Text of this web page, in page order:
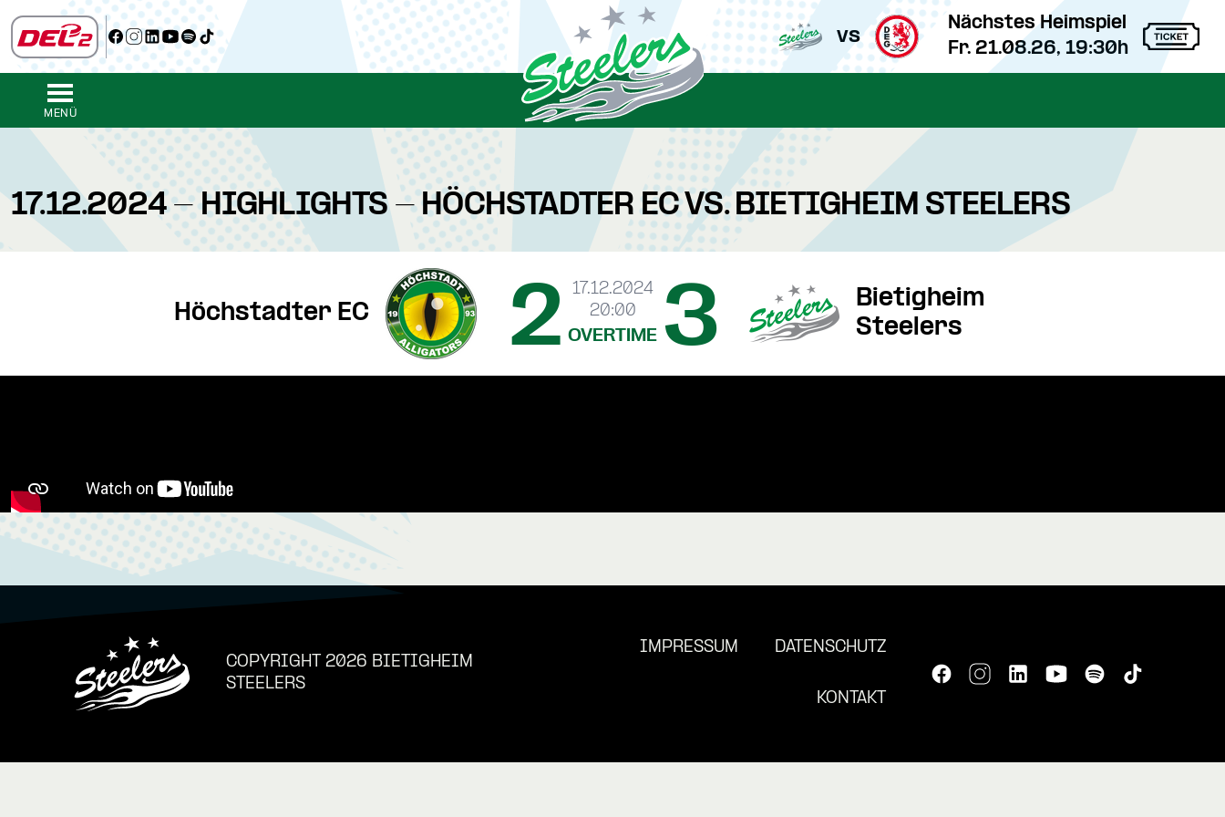
vs
Nächstes Heimspiel
Fr. 21.08.26, 19:30h
MENÜ
17.12.2024 - HIGHLIGHTS - HÖCHSTADTER EC VS. BIETIGHEIM STEELERS
Höchstadter EC 2
17.12.2024
20:00
OVERTIME
Bietigheim
Steelers
3
COPYRIGHT 2026 BIETIGHEIM
STEELERS
IMPRESSUM DATENSCHUTZ
KONTAKT